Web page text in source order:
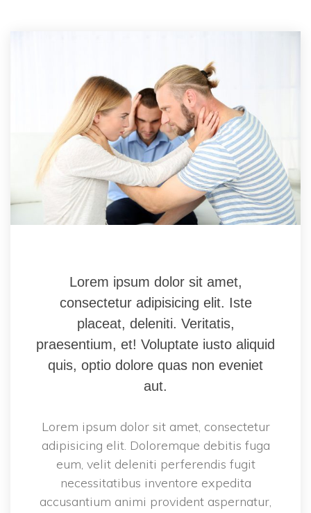
Lorem ipsum dolor sit amet,
consectetur adipisicing elit. Iste
placeat, deleniti. Veritatis,
praesentium, et! Voluptate iusto aliquid
quis, optio dolore quas non eveniet
aut.
Lorem ipsum dolor sit amet, consectetur
adipisicing elit. Doloremque debitis fuga
eum, velit deleniti perferendis fugit
necessitatibus inventore expedita
accusantium animi provident aspernatur,